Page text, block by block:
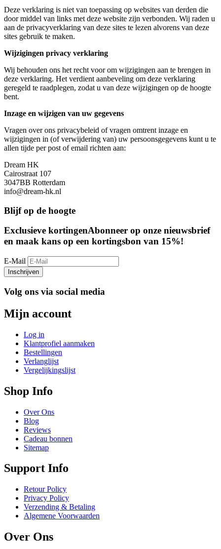
Deze verklaring is niet van toepassing op websites van derden die
door middel van links met deze website zijn verbonden. Wij raden u
aan de privacyverklaring van deze sites te lezen alvorens van deze
sites gebruik te maken.
Wijzigingen privacy verklaring
Wij behouden ons het recht voor om wijzigingen aan te brengen in
deze verklaring. Het verdient aanbeveling om deze verklaring
geregeld te raadplegen, zodat u van deze wijzigingen op de hoogte
bent.
Inzage en wijzigen van uw gegevens
Vragen over ons privacybeleid of vragen omtrent inzage en
wijzigingen in (of verwijdering van) uw persoonsgegevens kunt u te
allen tijde per post of email richten aan:
Dream HK
Cairostraat 107
3047BB Rotterdam
info@dream-hk.nl
Blijf op de hoogte
Exclusieve kortingenAbonneer op onze nieuwsbrief
en maak kans op een kortingsbon van 15%!
E-Mail
Inschrijven
Volg ons via social media
Mijn account
Log in
Klantprofiel aanmaken
Bestellingen
Verlanglijst
Vergelijkingslijst
Shop Info
Over Ons
Blog
Reviews
Cadeau bonnen
Sitemap
Support Info
Retour Policy
Privacy Policy
Verzending & Betaling
Algemene Voorwaarden
Over Ons